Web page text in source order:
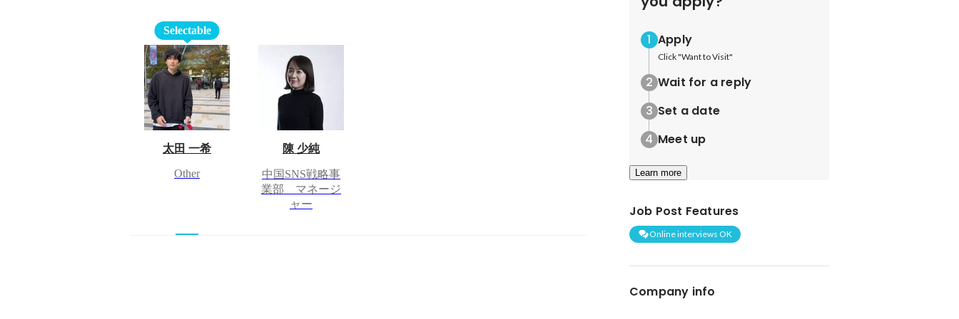
Selectable
太田 一希
Other
陳 少純
中国SNS戦略事
業部 マネージ
ャー
Apply
Click "Want to Visit"
Wait for a reply
Set a date
Meet up
Learn more
Job Post Features
Online interviews OK
Company info